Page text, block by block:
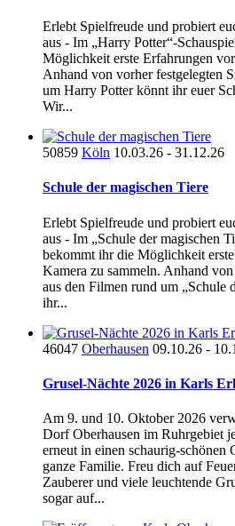
Erlebt Spielfreude und probiert
aus - Im „Harry Potter“-
Möglichkeit erste Erfahrungen
Anhand von vorher festgelegten
um Harry Potter könnt ihr euer
Wir...
50859 Köln 10.03.26 - 31.12.26
Schule der magischen Tiere
Erlebt Spielfreude und probiert
aus - Im „Schule der magischen
bekommt ihr die Möglichkeit
Kamera zu sammeln. Anhand
aus den Filmen rund um „Schule
ihr...
46047 Oberhausen 09.10.26 -
Grusel-Nächte 2026 in Karls
Am 9. und 10. Oktober 2026
Dorf Oberhausen im Ruhrgebiet
erneut in einen schaurig-schönen
ganze Familie. Freu dich auf
Zauberer und viele leuchtende
sogar auf...